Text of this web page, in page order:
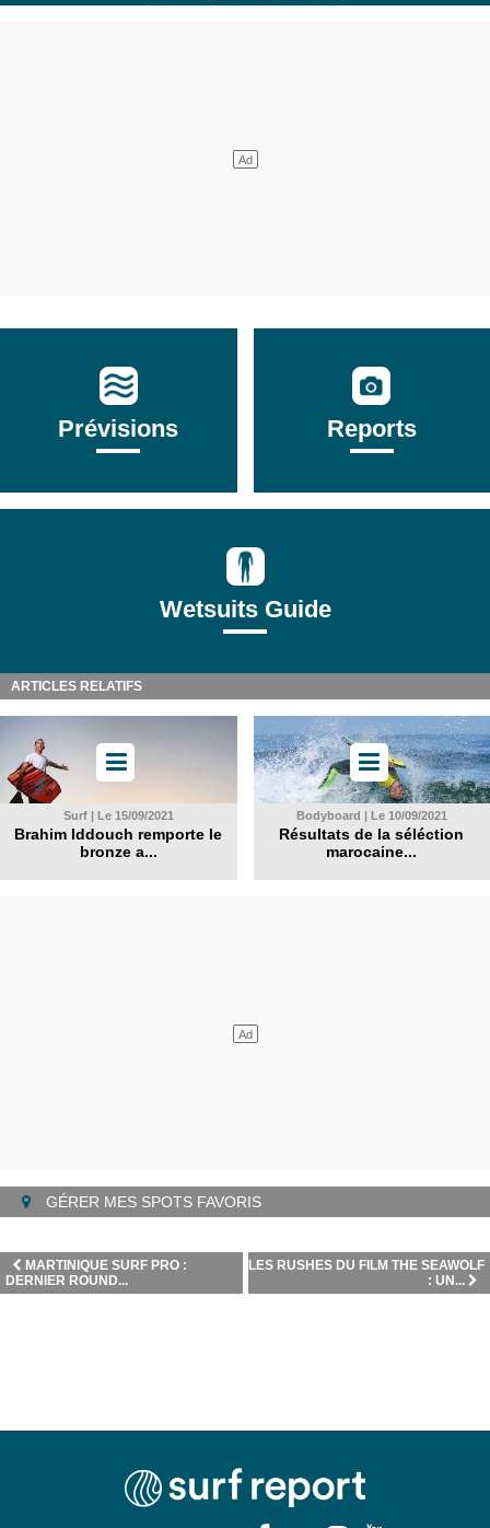
Prévisions Reports
Wetsuits Guide
ARTICLES RELATIFS
Surf | Le 15/09/2021
Brahim Iddouch remporte le
bronze a...
Bodyboard | Le 10/09/2021
Résultats de la séléction
marocaine...
GÉRER MES SPOTS FAVORIS
LES RUSHES DU FILM THE SEAWOLF
: UN...
MARTINIQUE SURF PRO :
DERNIER ROUND...